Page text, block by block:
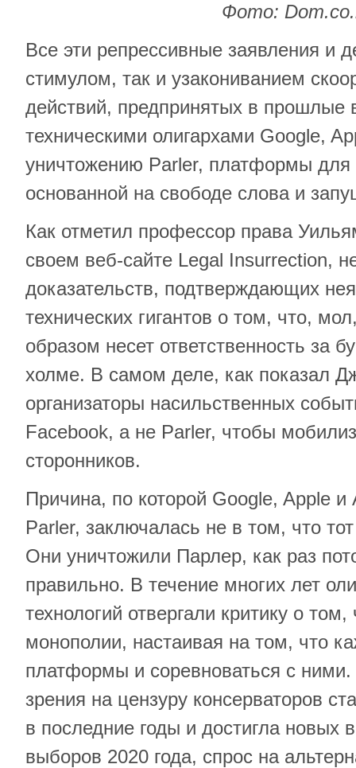
Фото:
Все эти репрессивные заявления и
стимулом, так и узакониванием
действий, предпринятых в прошлые
техническими олигархами Google,
уничтожению Parler, платформы для
основанной на свободе слова и
Как отметил профессор права
своем веб-сайте Legal Insurrection,
доказательств, подтверждающих
технических гигантов о том, что,
образом несет ответственность за
холме. В самом деле, как показал
организаторы насильственных
Facebook, а не Parler, чтобы
сторонников.
Причина, по которой Google, Apple
Parler, заключалась не в том, что
Они уничтожили Парлер, как раз
правильно. В течение многих лет
технологий отвергали критику о
монополии, настаивая на том, что
платформы и соревноваться с ними.
зрения на цензуру консерваторов
в последние годы и достигла новых
выборов 2020 года, спрос на